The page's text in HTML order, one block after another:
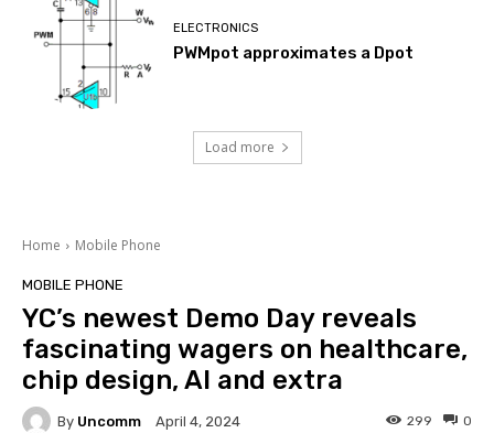
ELECTRONICS
PWMpot approximates a Dpot
Load more